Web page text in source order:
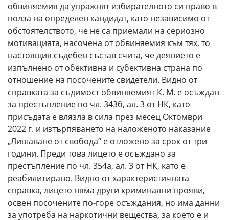
обвиняемия да упражнят избирателното си право в
полза на определен кандидат, като независимо от
обстоятелството, че не са приемали на сериозно
мотивацията, насочена от обвиняемия към тях, то
настоящия съдебен състав счита, че деянието е
изпълнено от обективна и субективна страна по
отношение на посочените свидетели. Видно от
справката за съдимост обвиняемият К. М. е осъждан
за престъпление по чл. 343б, ал. 3 от НК, като
присъдата е влязла в сила през месец Октомври
2022 г. и изтърпяването на наложеното наказание
„Лишаване от свобода“ е отложено за срок от три
години. Преди това лицето е осъждано за
престъпление по чл. 354а, ал. 3 от НК, като е
реабилитирано. Видно от характеристичната
справка, лицето няма други криминални прояви,
освен посочените по-горе осъждания, но има данни
за употреба на наркотични вещества, за което е и